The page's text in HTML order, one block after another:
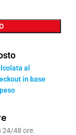
al
in base
24/48 ore.